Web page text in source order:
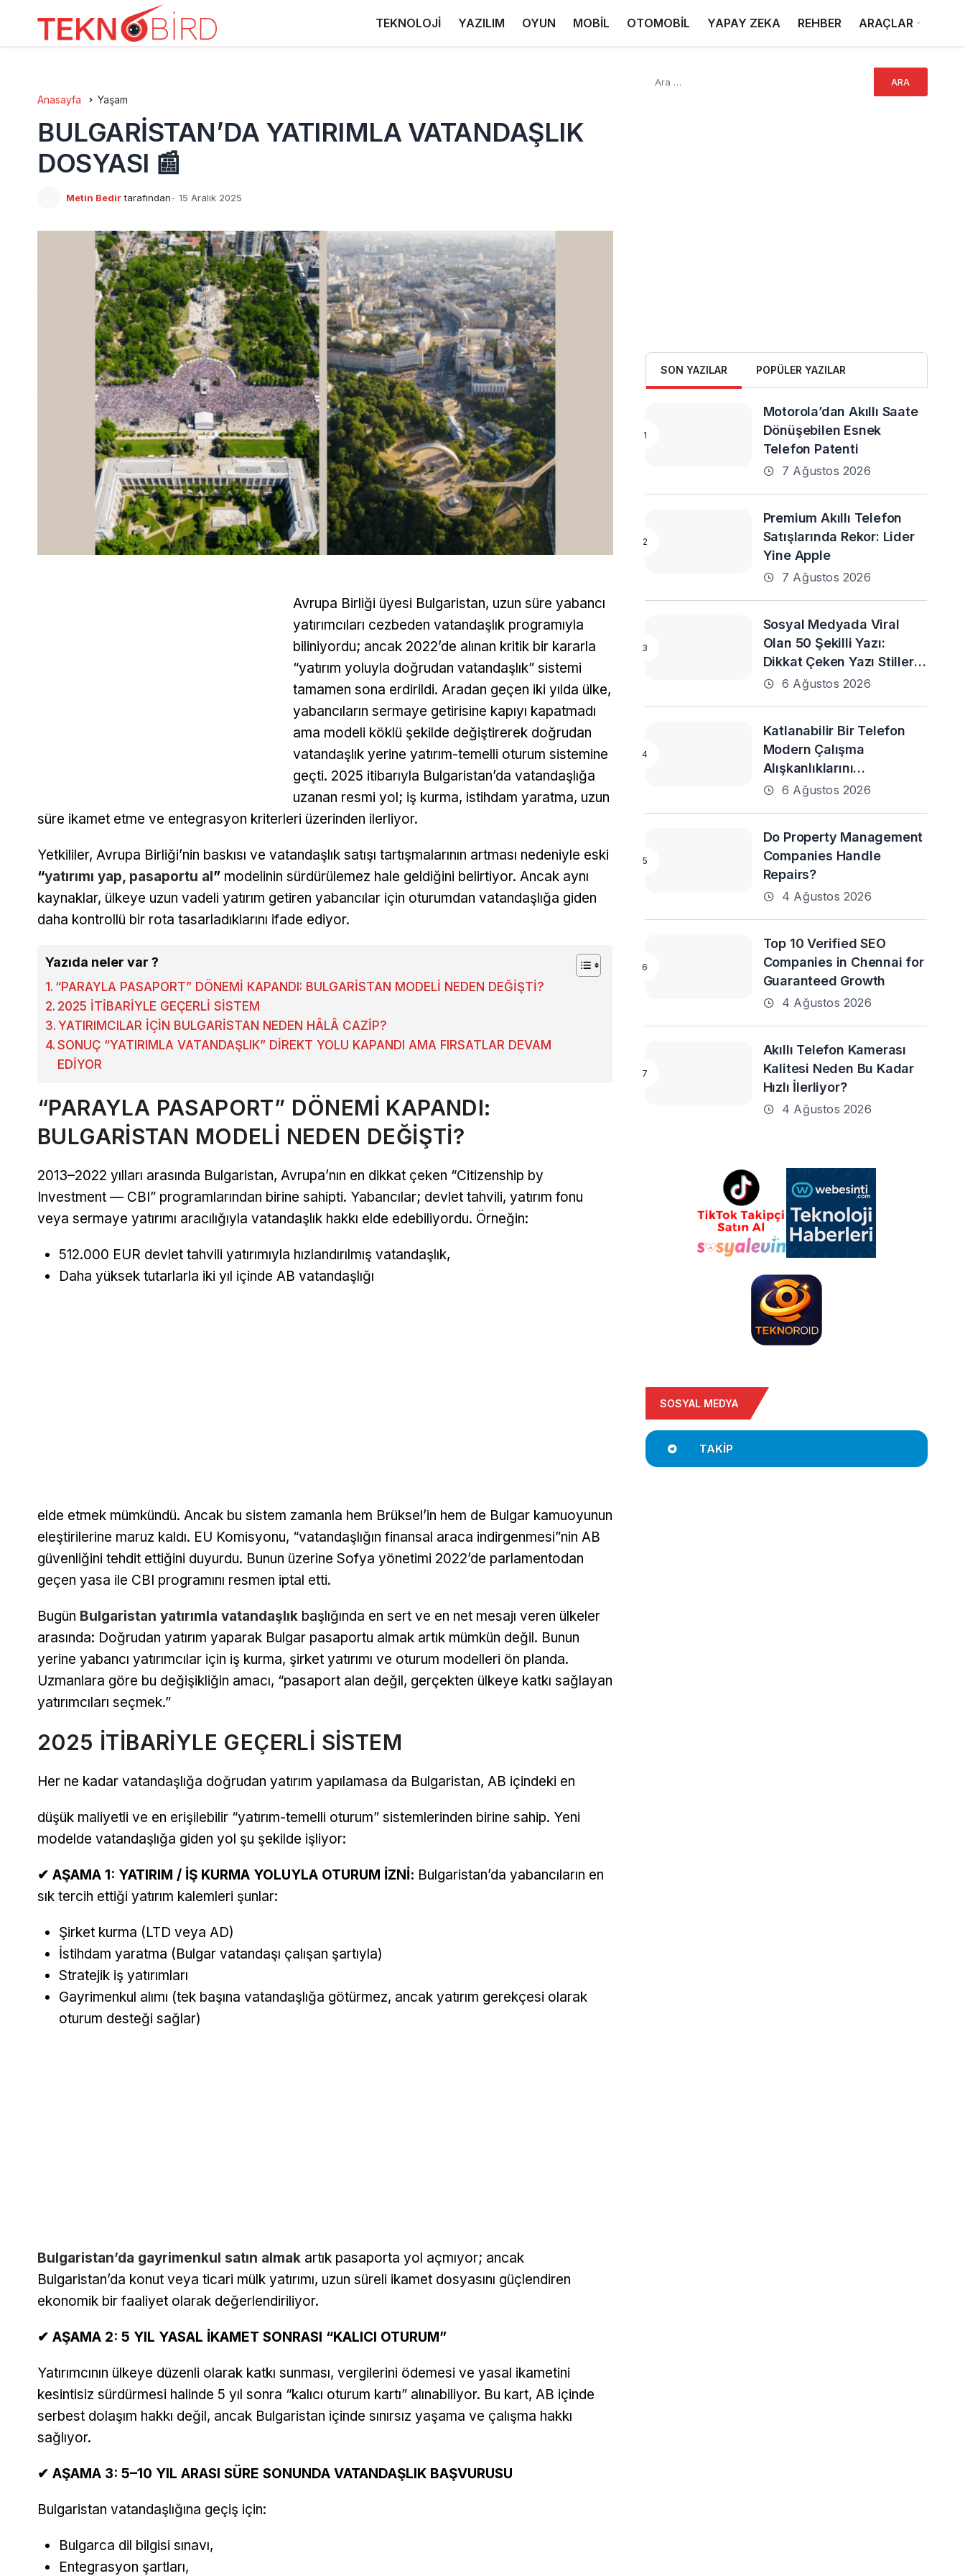
TEKNOLOJİ YAZILIM OYUN MOBİL OTOMOBİL YAPAY ZEKA REHBER ARAÇLAR
Anasayfa Yaşam
BULGARİSTAN’DA YATIRIMLA VATANDAŞLIK
DOSYASI 📰
Metin Bedir tarafından 15 Aralık 2025
Avrupa Birliği üyesi Bulgaristan, uzun süre yabancı
yatırımcıları cezbeden vatandaşlık programıyla
biliniyordu; ancak 2022’de alınan kritik bir kararla
“yatırım yoluyla doğrudan vatandaşlık” sistemi
tamamen sona erdirildi. Aradan geçen iki yılda ülke,
yabancıların sermaye getirisine kapıyı kapatmadı
ama modeli köklü şekilde değiştirerek doğrudan
vatandaşlık yerine yatırım-temelli oturum sistemine
geçti. 2025 itibarıyla Bulgaristan’da vatandaşlığa
uzanan resmi yol; iş kurma, istihdam yaratma, uzun
süre ikamet etme ve entegrasyon kriterleri üzerinden ilerliyor.
Yetkililer, Avrupa Birliği’nin baskısı ve vatandaşlık satışı tartışmalarının artması nedeniyle eski
“yatırımı yap, pasaportu al” modelinin sürdürülemez hale geldiğini belirtiyor. Ancak aynı
kaynaklar, ülkeye uzun vadeli yatırım getiren yabancılar için oturumdan vatandaşlığa giden
daha kontrollü bir rota tasarladıklarını ifade ediyor.
Yazıda neler var ?
“PARAYLA PASAPORT” DÖNEMİ KAPANDI: BULGARİSTAN MODELİ NEDEN DEĞİŞTİ?
2025 İTİBARİYLE GEÇERLİ SİSTEM
YATIRIMCILAR İÇİN BULGARİSTAN NEDEN HÂLÂ CAZİP?
SONUÇ “YATIRIMLA VATANDAŞLIK” DİREKT YOLU KAPANDI AMA FIRSATLAR DEVAM
EDİYOR
“PARAYLA PASAPORT” DÖNEMİ KAPANDI:
BULGARİSTAN MODELİ NEDEN DEĞİŞTİ?
2013–2022 yılları arasında Bulgaristan, Avrupa’nın en dikkat çeken “Citizenship by
Investment — CBI” programlarından birine sahipti. Yabancılar; devlet tahvili, yatırım fonu
veya sermaye yatırımı aracılığıyla vatandaşlık hakkı elde edebiliyordu. Örneğin:
512.000 EUR devlet tahvili yatırımıyla hızlandırılmış vatandaşlık,
Daha yüksek tutarlarla iki yıl içinde AB vatandaşlığı
elde etmek mümkündü. Ancak bu sistem zamanla hem Brüksel’in hem de Bulgar kamuoyunun
eleştirilerine maruz kaldı. EU Komisyonu, “vatandaşlığın finansal araca indirgenmesi”nin AB
güvenliğini tehdit ettiğini duyurdu. Bunun üzerine Sofya yönetimi 2022’de parlamentodan
geçen yasa ile CBI programını resmen iptal etti.
Bugün Bulgaristan yatırımla vatandaşlık başlığında en sert ve en net mesajı veren ülkeler
arasında: Doğrudan yatırım yaparak Bulgar pasaportu almak artık mümkün değil. Bunun
yerine yabancı yatırımcılar için iş kurma, şirket yatırımı ve oturum modelleri ön planda.
Uzmanlara göre bu değişikliğin amacı, “pasaport alan değil, gerçekten ülkeye katkı sağlayan
yatırımcıları seçmek.”
2025 İTİBARİYLE GEÇERLİ SİSTEM
Her ne kadar vatandaşlığa doğrudan yatırım yapılamasa da Bulgaristan, AB içindeki en
düşük maliyetli ve en erişilebilir “yatırım-temelli oturum” sistemlerinden birine sahip. Yeni
modelde vatandaşlığa giden yol şu şekilde işliyor:
✔ AŞAMA 1: YATIRIM / İŞ KURMA YOLUYLA OTURUM İZNİ: Bulgaristan’da yabancıların en
sık tercih ettiği yatırım kalemleri şunlar:
Şirket kurma (LTD veya AD)
İstihdam yaratma (Bulgar vatandaşı çalışan şartıyla)
Stratejik iş yatırımları
Gayrimenkul alımı (tek başına vatandaşlığa götürmez, ancak yatırım gerekçesi olarak
oturum desteği sağlar)
Bulgaristan’da gayrimenkul satın almak artık pasaporta yol açmıyor; ancak
Bulgaristan’da konut veya ticari mülk yatırımı, uzun süreli ikamet dosyasını güçlendiren
ekonomik bir faaliyet olarak değerlendiriliyor.
✔ AŞAMA 2: 5 YIL YASAL İKAMET SONRASI “KALICI OTURUM”
Yatırımcının ülkeye düzenli olarak katkı sunması, vergilerini ödemesi ve yasal ikametini
kesintisiz sürdürmesi halinde 5 yıl sonra “kalıcı oturum kartı” alınabiliyor. Bu kart, AB içinde
serbest dolaşım hakkı değil, ancak Bulgaristan içinde sınırsız yaşama ve çalışma hakkı
sağlıyor.
✔ AŞAMA 3: 5–10 YIL ARASI SÜRE SONUNDA VATANDAŞLIK BAŞVURUSU
Bulgaristan vatandaşlığına geçiş için:
Bulgarca dil bilgisi sınavı,
Entegrasyon şartları,
SON YAZILAR POPÜLER YAZILAR
Motorola’dan Akıllı Saate
Dönüşebilen Esnek
Telefon Patenti
7 Ağustos 2026
Premium Akıllı Telefon
Satışlarında Rekor: Lider
Yine Apple
7 Ağustos 2026
Sosyal Medyada Viral
Olan 50 Şekilli Yazı:
Dikkat Çeken Yazı Stilleri
ve En Popüler Örnekler
6 Ağustos 2026
Katlanabilir Bir Telefon
Modern Çalışma
Alışkanlıklarını
Destekleyebilir mi?
6 Ağustos 2026
Do Property Management
Companies Handle
Repairs?
4 Ağustos 2026
Top 10 Verified SEO
Companies in Chennai for
Guaranteed Growth
4 Ağustos 2026
Akıllı Telefon Kamerası
Kalitesi Neden Bu Kadar
Hızlı İlerliyor?
4 Ağustos 2026
SOSYAL MEDYA
TAKIP